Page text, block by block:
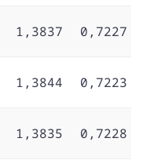
1,3837 0,7227
1,3844 0,7223
1,3835 0,7228